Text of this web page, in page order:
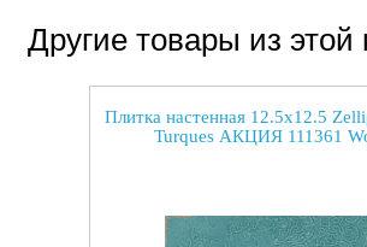
Другие товары из этой
Плитка настенная 12.5x12.5
Turques АКЦИЯ 111361